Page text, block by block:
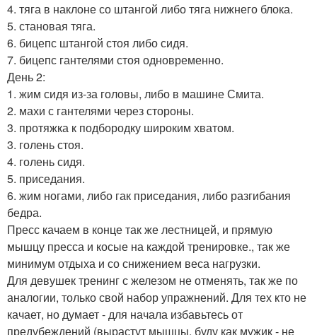
4. тяга в наклоне со штангой либо тяга нижнего блока.
5. становая тяга.
6. бицепс штангой стоя либо сидя.
7. бицепс гантелями стоя одновременно.
День 2:
1. жим сидя из-за головы, либо в машине Смита.
2. махи с гантелями через стороны.
3. протяжка к подбородку широким хватом.
3. голень стоя.
4. голень сидя.
5. приседания.
6. жим ногами, либо гак приседания, либо разгибания
бедра.
Пресс качаем в конце так же лестницей, и прямую
мышцу пресса и косые на каждой тренировке., так же
минимум отдыха и со снижением веса нагрузки.
Для девушек тренинг с железом не отменять, так же по
аналогии, только свой набор упражнений. Для тех кто не
качает, но думает - для начала избавьтесь от
предубеждений (вырастут мышцы, буду как мужик - не